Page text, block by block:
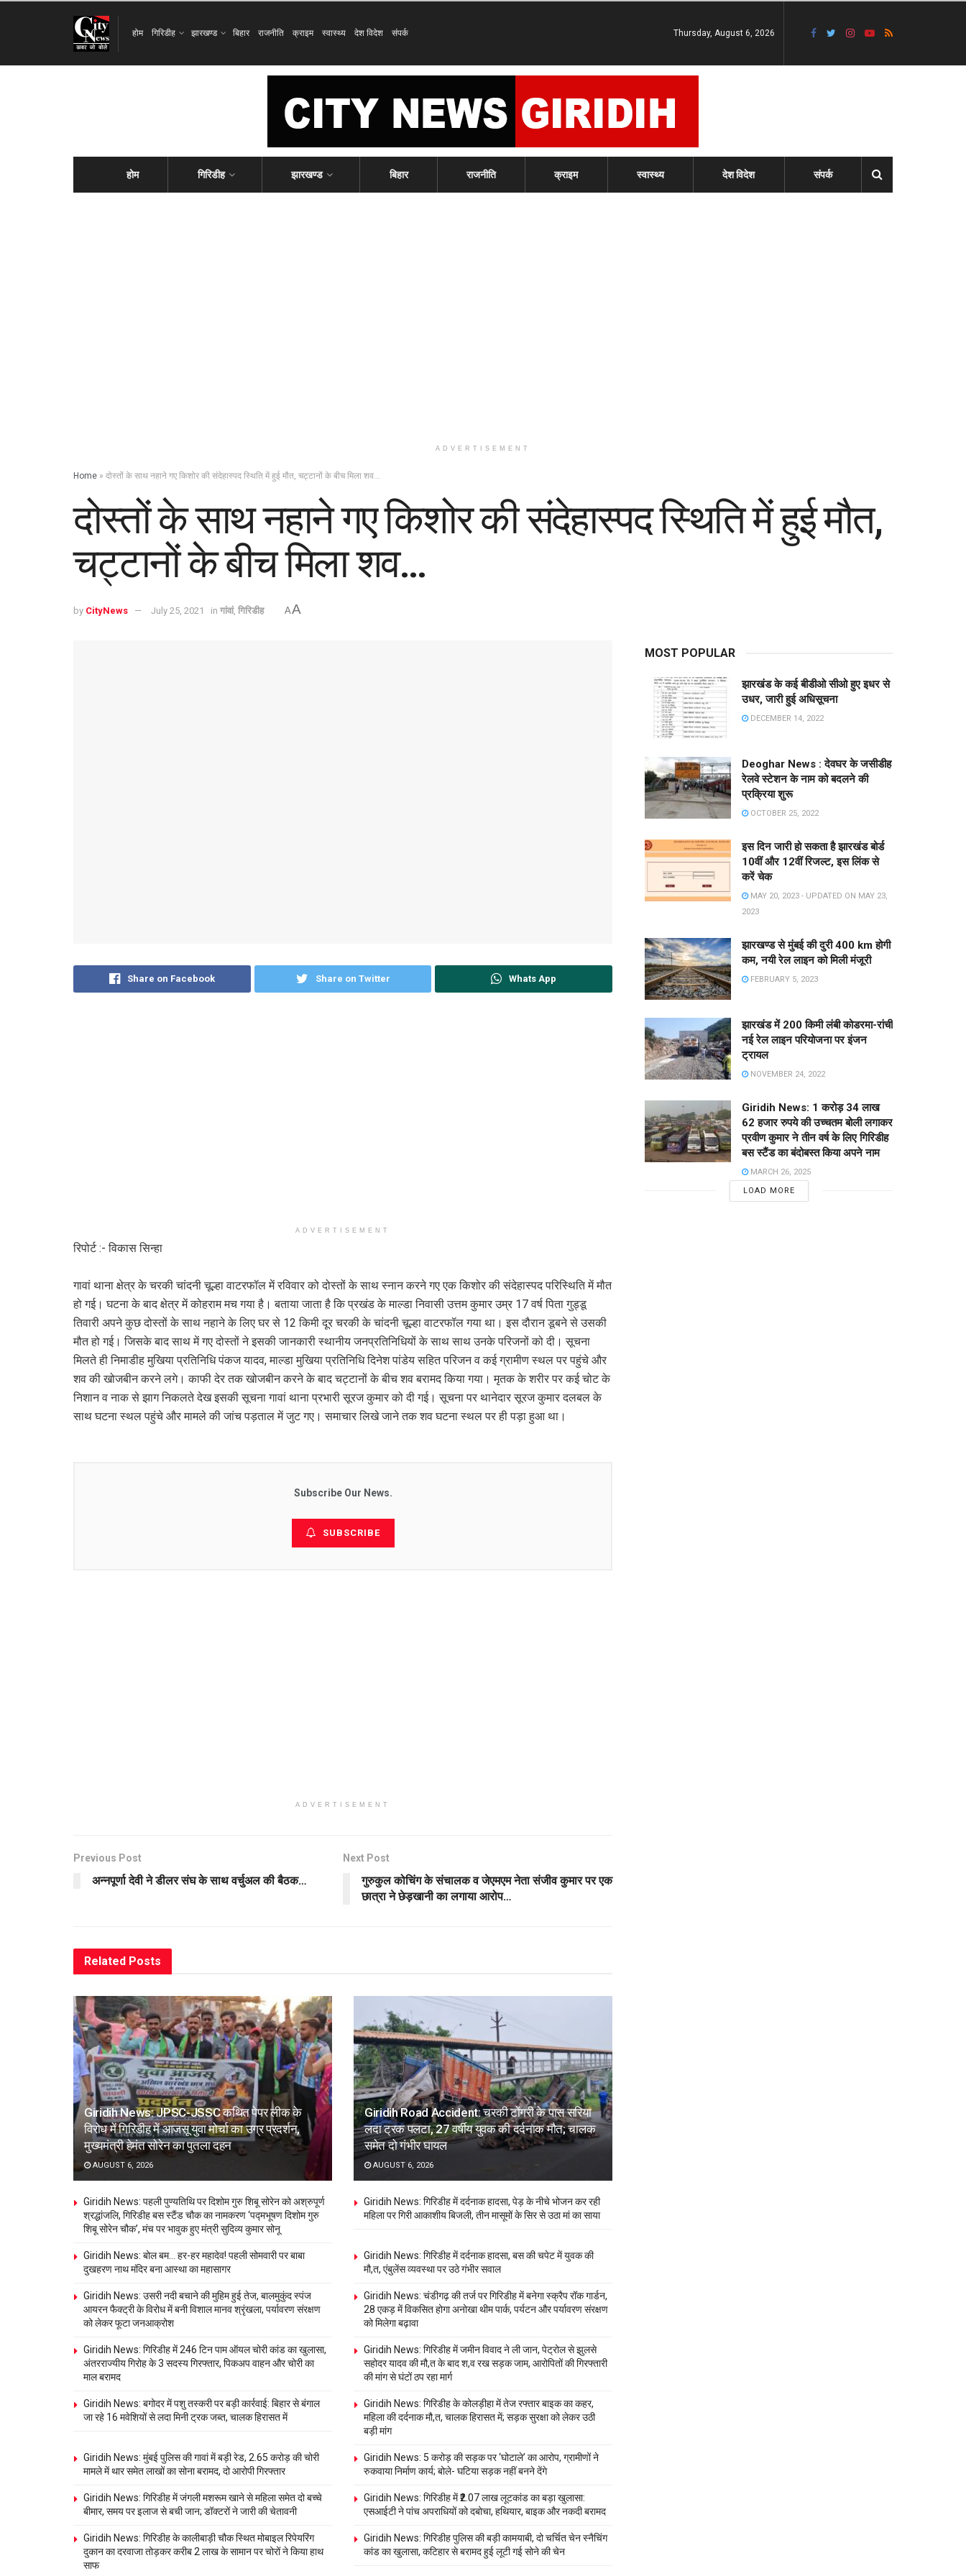
होम गिरिडीह झारखण्ड बिहार राजनीति क्राइम स्वास्थ्य देश विदेश संपर्क Thursday, August 6, 2026
होम गिरिडीह झारखण्ड बिहार राजनीति क्राइम स्वास्थ्य देश विदेश संपर्क
ADVERTISEMENT
Home » दोस्तों के साथ नहाने गए किशोर की संदेहास्पद स्थिति में हुई मौत, चट्टानों के बीच मिला शव…
दोस्तों के साथ नहाने गए किशोर की संदेहास्पद स्थिति में हुई मौत,
चट्टानों के बीच मिला शव…
by CityNews July 25, 2021 in गांवां, गिरिडीह AA
Share on Facebook Share on Twitter Whats App
ADVERTISEMENT
रिपोर्ट :- विकास सिन्हा
गावां थाना क्षेत्र के चरकी चांदनी चूल्हा वाटरफॉल में रविवार को दोस्तों के साथ स्नान करने गए एक किशोर की संदेहास्पद परिस्थिति में मौत
हो गई। घटना के बाद क्षेत्र में कोहराम मच गया है। बताया जाता है कि प्रखंड के माल्डा निवासी उत्तम कुमार उम्र 17 वर्ष पिता गुड्डू
तिवारी अपने कुछ दोस्तों के साथ नहाने के लिए घर से 12 किमी दूर चरकी के चांदनी चूल्हा वाटरफॉल गया था। इस दौरान डूबने से उसकी
मौत हो गई। जिसके बाद साथ में गए दोस्तों ने इसकी जानकारी स्थानीय जनप्रतिनिधियों के साथ साथ उनके परिजनों को दी। सूचना
मिलते ही निमाडीह मुखिया प्रतिनिधि पंकज यादव, माल्डा मुखिया प्रतिनिधि दिनेश पांडेय सहित परिजन व कई ग्रामीण स्थल पर पहुंचे और
शव की खोजबीन करने लगे। काफी देर तक खोजबीन करने के बाद चट्टानों के बीच शव बरामद किया गया। मृतक के शरीर पर कई चोट के
निशान व नाक से झाग निकलते देख इसकी सूचना गावां थाना प्रभारी सूरज कुमार को दी गई। सूचना पर थानेदार सूरज कुमार दलबल के
साथ घटना स्थल पहुंचे और मामले की जांच पड़ताल में जुट गए। समाचार लिखे जाने तक शव घटना स्थल पर ही पड़ा हुआ था।
Subscribe Our News.
SUBSCRIBE
ADVERTISEMENT
Previous Post
अन्नपूर्णा देवी ने डीलर संघ के साथ वर्चुअल की बैठक…
Next Post
गुरुकुल कोचिंग के संचालक व जेएमएम नेता संजीव कुमार पर एक
छात्रा ने छेड़खानी का लगाया आरोप…
Related Posts
Giridih News: JPSC-JSSC कथित पेपर लीक के
विरोध में गिरिडीह में आजसू युवा मोर्चा का उग्र प्रदर्शन,
मुख्यमंत्री हेमंत सोरेन का पुतला दहन
AUGUST 6, 2026
Giridih Road Accident: चरकी टोंगरी के पास सरिया
लदा ट्रक पलटा, 27 वर्षीय युवक की दर्दनाक मौत; चालक
समेत दो गंभीर घायल
AUGUST 6, 2026
Giridih News: पहली पुण्यतिथि पर दिशोम गुरु शिबू सोरेन को अश्रुपूर्ण
श्रद्धांजलि, गिरिडीह बस स्टैंड चौक का नामकरण ‘पद्मभूषण दिशोम गुरु
शिबू सोरेन चौक’, मंच पर भावुक हुए मंत्री सुदिव्य कुमार सोनू
Giridih News: गिरिडीह में दर्दनाक हादसा, पेड़ के नीचे भोजन कर रही
महिला पर गिरी आकाशीय बिजली, तीन मासूमों के सिर से उठा मां का साया
Giridih News: बोल बम… हर-हर महादेव! पहली सोमवारी पर बाबा
दुखहरण नाथ मंदिर बना आस्था का महासागर
Giridih News: गिरिडीह में दर्दनाक हादसा, बस की चपेट में युवक की
मौ,त, एंबुलेंस व्यवस्था पर उठे गंभीर सवाल
Giridih News: उसरी नदी बचाने की मुहिम हुई तेज, बालमुकुंद स्पंज
आयरन फैक्ट्री के विरोध में बनी विशाल मानव श्रृंखला, पर्यावरण संरक्षण
को लेकर फूटा जनआक्रोश
Giridih News: चंडीगढ़ की तर्ज पर गिरिडीह में बनेगा स्क्रैप रॉक गार्डन,
28 एकड़ में विकसित होगा अनोखा थीम पार्क, पर्यटन और पर्यावरण संरक्षण
को मिलेगा बढ़ावा
Giridih News: गिरिडीह में 246 टिन पाम ऑयल चोरी कांड का खुलासा,
अंतरराज्यीय गिरोह के 3 सदस्य गिरफ्तार, पिकअप वाहन और चोरी का
माल बरामद
Giridih News: गिरिडीह में जमीन विवाद ने ली जान, पेट्रोल से झुलसे
सहोदर यादव की मौ,त के बाद श,व रख सड़क जाम, आरोपितों की गिरफ्तारी
की मांग से घंटों ठप रहा मार्ग
Giridih News: बगोदर में पशु तस्करी पर बड़ी कार्रवाई: बिहार से बंगाल
जा रहे 16 मवेशियों से लदा मिनी ट्रक जब्त, चालक हिरासत में
Giridih News: गिरिडीह के कोलड़ीहा में तेज रफ्तार बाइक का कहर,
महिला की दर्दनाक मौ,त, चालक हिरासत में; सड़क सुरक्षा को लेकर उठी
बड़ी मांग
Giridih News: मुंबई पुलिस की गावां में बड़ी रेड, 2.65 करोड़ की चोरी
मामले में थार समेत लाखों का सोना बरामद, दो आरोपी गिरफ्तार
Giridih News: 5 करोड़ की सड़क पर ‘घोटाले’ का आरोप, ग्रामीणों ने
रुकवाया निर्माण कार्य; बोले- घटिया सड़क नहीं बनने देंगे
Giridih News: गिरिडीह में जंगली मशरूम खाने से महिला समेत दो बच्चे
बीमार, समय पर इलाज से बची जान; डॉक्टरों ने जारी की चेतावनी
Giridih News: गिरिडीह में ₹2.07 लाख लूटकांड का बड़ा खुलासा:
एसआईटी ने पांच अपराधियों को दबोचा, हथियार, बाइक और नकदी बरामद
Giridih News: गिरिडीह के कालीबाड़ी चौक स्थित मोबाइल रिपेयरिंग
दुकान का दरवाजा तोड़कर करीब 2 लाख के सामान पर चोरों ने किया हाथ
साफ
Giridih News: गिरिडीह पुलिस की बड़ी कामयाबी, दो चर्चित चेन स्नैचिंग
कांड का खुलासा, कटिहार से बरामद हुई लूटी गई सोने की चेन
MOST POPULAR
झारखंड के कई बीडीओ सीओ हुए इधर से
उधर, जारी हुई अधिसूचना
DECEMBER 14, 2022
Deoghar News : देवघर के जसीडीह
रेलवे स्टेशन के नाम को बदलने की
प्रक्रिया शुरू
OCTOBER 25, 2022
इस दिन जारी हो सकता है झारखंड बोर्ड
10वीं और 12वीं रिजल्ट, इस लिंक से
करें चेक
MAY 20, 2023 - UPDATED ON MAY 23,
2023
झारखण्ड से मुंबई की दुरी 400 km होगी
कम, नयी रेल लाइन को मिली मंजूरी
FEBRUARY 5, 2023
झारखंड में 200 किमी लंबी कोडरमा-रांची
नई रेल लाइन परियोजना पर इंजन
ट्रायल
NOVEMBER 24, 2022
Giridih News: 1 करोड़ 34 लाख
62 हजार रुपये की उच्चतम बोली लगाकर
प्रवीण कुमार ने तीन वर्ष के लिए गिरिडीह
बस स्टैंड का बंदोबस्त किया अपने नाम
MARCH 26, 2025
LOAD MORE